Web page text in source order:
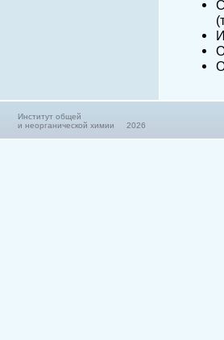
Институт общей
и неорганической химии 2026